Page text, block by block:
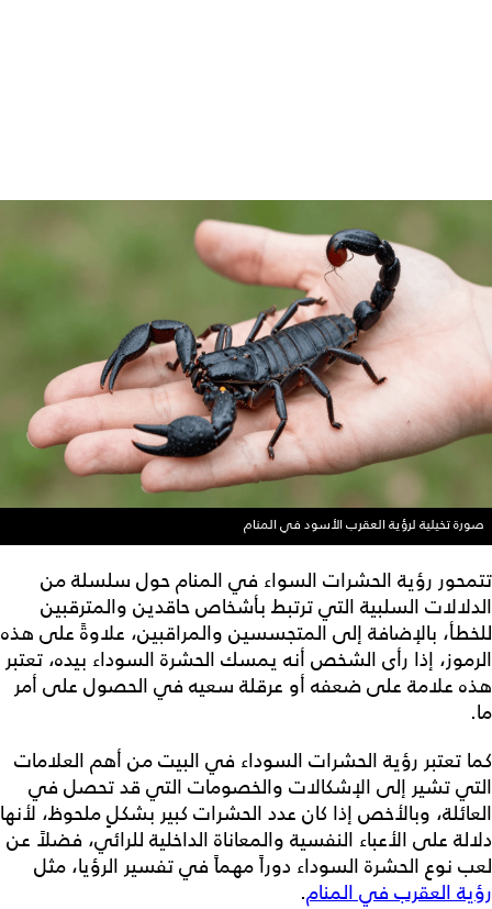
صورة تخيلية لرؤية العقرب الأسود في المنام
تتمحور رؤية الحشرات السواء في المنام حول سلسلة من
الدلالات السلبية التي ترتبط بأشخاص حاقدين والمترقبين
للخطأ، بالإضافة إلى المتجسسين والمراقبين، علاوةً على هذه
الرموز، إذا رأى الشخص أنه يمسك الحشرة السوداء بيده، تعتبر
هذه علامة على ضعفه أو عرقلة سعيه في الحصول على أمر
ما.
كما تعتبر رؤية الحشرات السوداء في البيت من أهم العلامات
التي تشير إلى الإشكالات والخصومات التي قد تحصل في
العائلة، وبالأخص إذا كان عدد الحشرات كبير بشكلٍ ملحوظ، لأنها
دلالة على الأعباء النفسية والمعاناة الداخلية للرائي، فضلاً عن
لعب نوع الحشرة السوداء دوراً مهماً في تفسير الرؤيا، مثل
رؤية العقرب في المنام.